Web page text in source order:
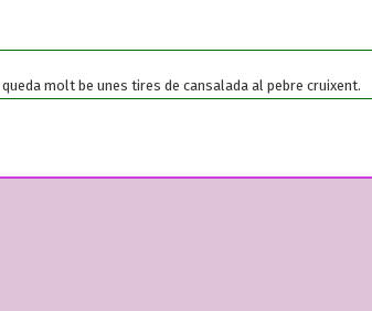
molt be unes tires de cansalada al pebre cruixent.